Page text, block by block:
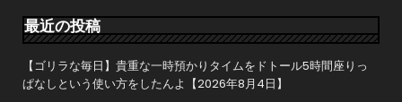
ョ最近の投稿
【ゴリラな毎日】貴重な一時預かりタイムをドトール5時間座りっ
ぱなしという使い方をしたんよ【2026年8月4日】